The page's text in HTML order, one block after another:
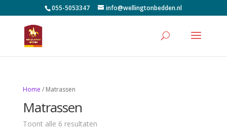
055-5053347 info@wellingtonbedden.nl
Home / Matrassen
Matrassen
Toont alle 6 resultaten